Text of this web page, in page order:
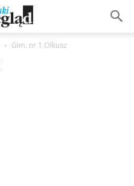
Gim. nr 1 Olkusz